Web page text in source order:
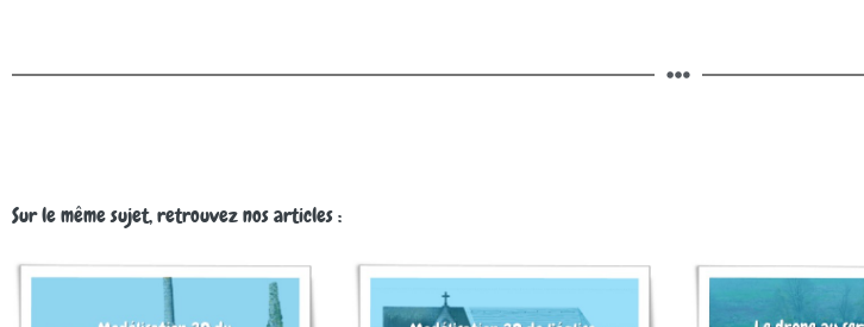
Sur le même sujet, retrouvez nos articles :